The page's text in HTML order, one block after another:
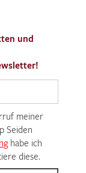
und
meiner
Seiden
habe ich
diese.